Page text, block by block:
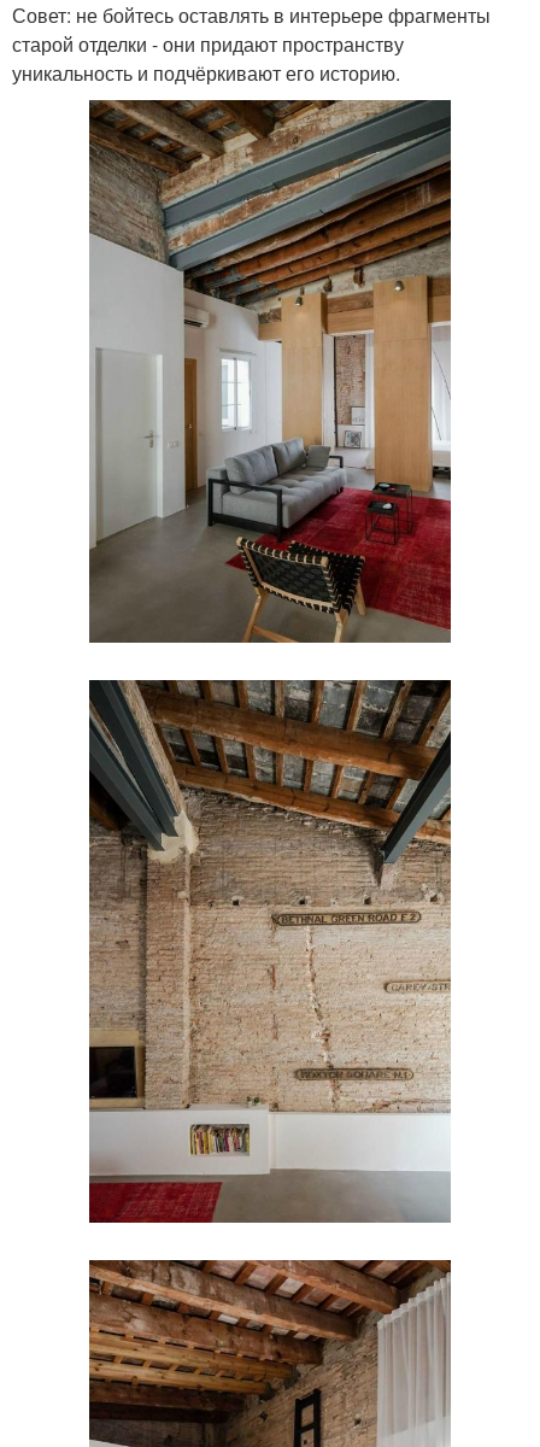
Совет: не бойтесь оставлять в интерьере фрагменты
старой отделки - они придают пространству
уникальность и подчёркивают его историю.